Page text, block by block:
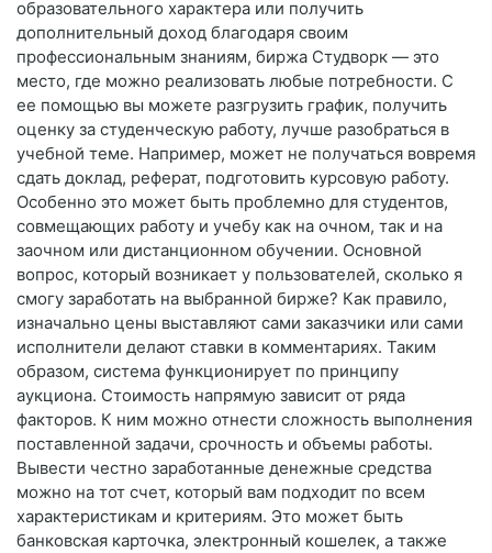
образовательного характера или получить
дополнительный доход благодаря своим
профессиональным знаниям, биржа Студворк — это
место, где можно реализовать любые потребности. С
ее помощью вы можете разгрузить график, получить
оценку за студенческую работу, лучше разобраться в
учебной теме. Например, может не получаться вовремя
сдать доклад, реферат, подготовить курсовую работу.
Особенно это может быть проблемно для студентов,
совмещающих работу и учебу как на очном, так и на
заочном или дистанционном обучении. Основной
вопрос, который возникает у пользователей, сколько я
смогу заработать на выбранной бирже? Как правило,
изначально цены выставляют сами заказчики или сами
исполнители делают ставки в комментариях. Таким
образом, система функционирует по принципу
аукциона. Стоимость напрямую зависит от ряда
факторов. К ним можно отнести сложность выполнения
поставленной задачи, срочность и объемы работы.
Вывести честно заработанные денежные средства
можно на тот счет, который вам подходит по всем
характеристикам и критериям. Это может быть
банковская карточка, электронный кошелек, а также